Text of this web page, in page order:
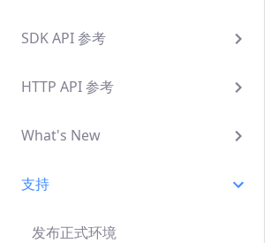
SDK API 参考
HTTP API 参考
What's New
支持
发布正式环境